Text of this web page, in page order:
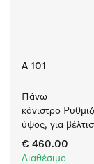
A 101
Πάνω
κάνιστρο
ύψος, για
φόρτωση
€ 460.00
Διαθέσιμο